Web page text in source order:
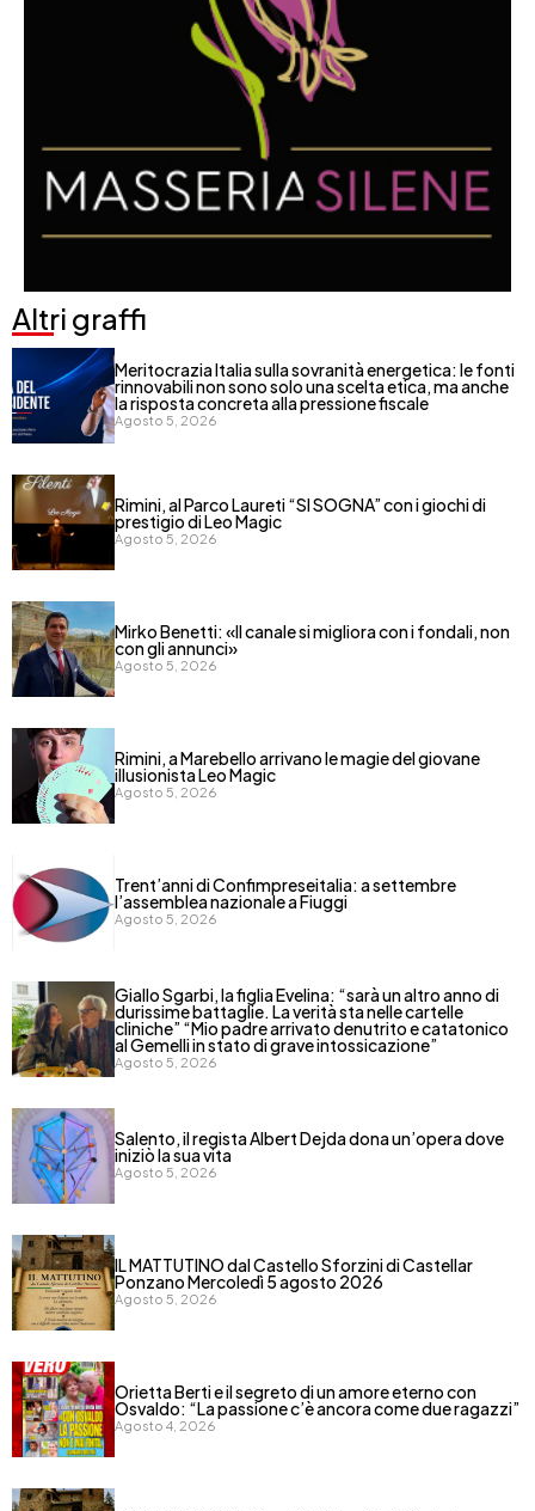
Altri graffi
Meritocrazia Italia sulla sovranità energetica: le fonti
rinnovabili non sono solo una scelta etica, ma anche
la risposta concreta alla pressione fiscale
Agosto 5, 2026
Rimini, al Parco Laureti “SI SOGNA” con i giochi di
prestigio di Leo Magic
Agosto 5, 2026
Mirko Benetti: «Il canale si migliora con i fondali, non
con gli annunci»
Agosto 5, 2026
Rimini, a Marebello arrivano le magie del giovane
illusionista Leo Magic
Agosto 5, 2026
Trent’anni di Confimpreseitalia: a settembre
l’assemblea nazionale a Fiuggi
Agosto 5, 2026
Giallo Sgarbi, la figlia Evelina: “sarà un altro anno di
durissime battaglie. La verità sta nelle cartelle
cliniche” “Mio padre arrivato denutrito e catatonico
al Gemelli in stato di grave intossicazione”
Agosto 5, 2026
Salento, il regista Albert Dejda dona un’opera dove
iniziò la sua vita
Agosto 5, 2026
IL MATTUTINO dal Castello Sforzini di Castellar
Ponzano Mercoledì 5 agosto 2026
Agosto 5, 2026
Orietta Berti e il segreto di un amore eterno con
Osvaldo: “La passione c’è ancora come due ragazzi”
Agosto 4, 2026